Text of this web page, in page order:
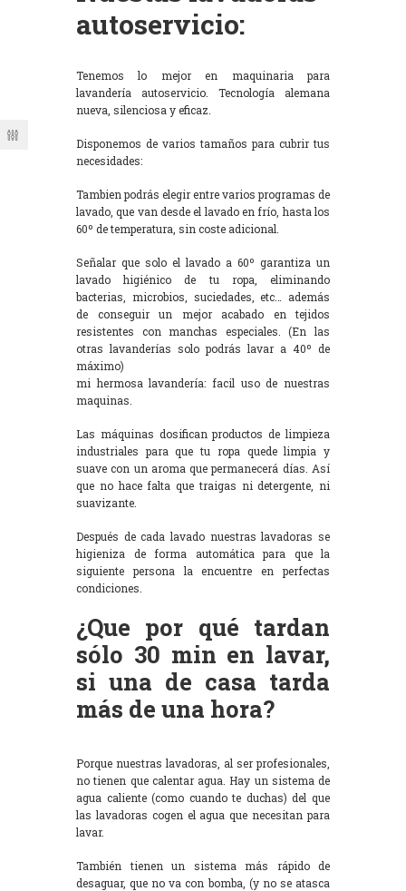
autoservicio:
Tenemos lo mejor en maquinaria para
lavandería autoservicio. Tecnología alemana
nueva, silenciosa y eficaz.
Disponemos de varios tamaños para cubrir tus
necesidades:
Tambien podrás elegir entre varios programas de
lavado, que van desde el lavado en frío, hasta los
60º de temperatura, sin coste adicional.
Señalar que solo el lavado a 60º garantiza un
lavado higiénico de tu ropa, eliminando
bacterias, microbios, suciedades, etc… además
de conseguir un mejor acabado en tejidos
resistentes con manchas especiales. (En las
otras lavanderías solo podrás lavar a 40º de
máximo)
mi hermosa lavandería: facil uso de nuestras
maquinas.
Las máquinas dosifican productos de limpieza
industriales para que tu ropa quede limpia y
suave con un aroma que permanecerá días. Así
que no hace falta que traigas ni detergente, ni
suavizante.
Después de cada lavado nuestras lavadoras se
higieniza de forma automática para que la
siguiente persona la encuentre en perfectas
condiciones.
¿Que por qué tardan
sólo 30 min en lavar,
si una de casa tarda
más de una hora?
Porque nuestras lavadoras, al ser profesionales,
no tienen que calentar agua. Hay un sistema de
agua caliente (como cuando te duchas) del que
las lavadoras cogen el agua que necesitan para
lavar.
También tienen un sistema más rápido de
desaguar, que no va con bomba, (y no se atasca